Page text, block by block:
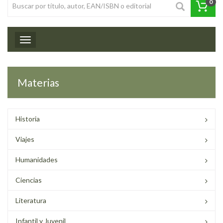
0
Toggle navigation
Materias
Historia
Viajes
Humanidades
Ciencias
Literatura
Infantil y Juvenil